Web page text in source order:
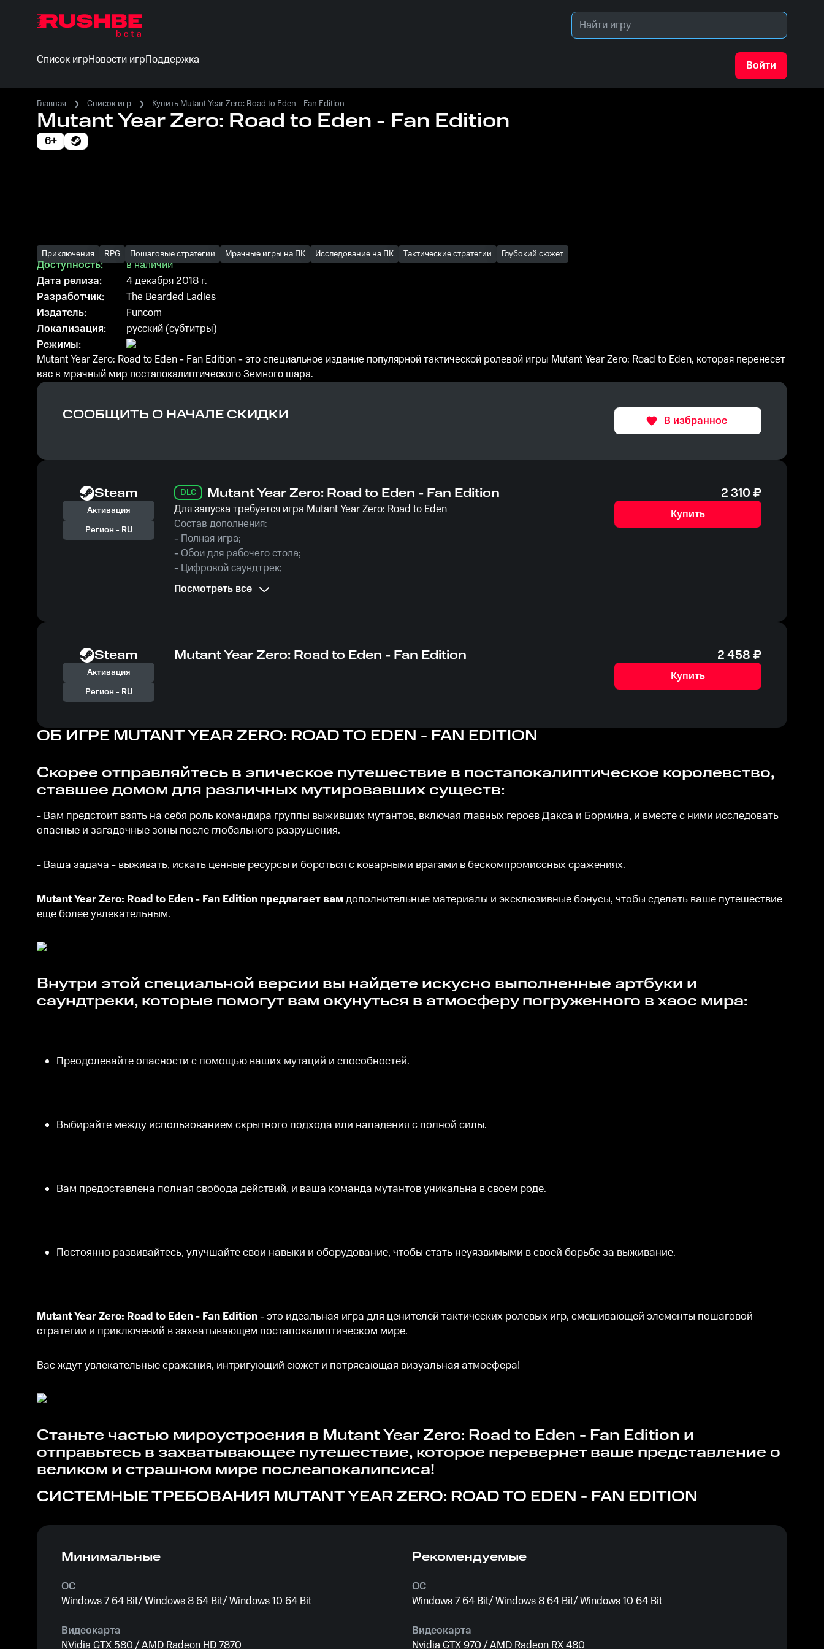
Список игрНовости игрПоддержка Войти
Главная Список игр Купить Mutant Year Zero: Road to Eden - Fan Edition
Mutant Year Zero: Road to Eden - Fan Edition
6+
Приключения RPG Пошаговые стратегии Мрачные игры на ПК Исследование на ПК Тактические стратегии Глубокий сюжет
Доступность:
в наличии
Дата релиза:
4 декабря 2018 г.
Разработчик:
The Bearded Ladies
Издатель:
Funcom
Локализация:
русский (субтитры)
Режимы:
Mutant Year Zero: Road to Eden - Fan Edition - это специальное издание популярной тактической ролевой игры Mutant Year Zero: Road to Eden, которая перенесет
вас в мрачный мир постапокалиптического Земного шара.
СООБЩИТЬ О НАЧАЛЕ СКИДКИ В избранное
Steam
Активация
Регион - RU
DLC Mutant Year Zero: Road to Eden - Fan Edition
Для запуска требуется игра Mutant Year Zero: Road to Eden
Состав дополнения:
- Полная игра;
- Обои для рабочего стола;
- Цифровой саундтрек;
- Цифровой артбук;
- Цифровая ролевая книга Mutant Year Zero.
Посмотреть все
2 310₽
Купить
Steam
Активация
Регион - RU
Mutant Year Zero: Road to Eden - Fan Edition 2 458₽
Купить
ОБ ИГРЕ MUTANT YEAR ZERO: ROAD TO EDEN - FAN EDITION
Скорее отправляйтесь в эпическое путешествие в постапокалиптическое королевство,
ставшее домом для различных мутировавших существ:
- Вам предстоит взять на себя роль командира группы выживших мутантов, включая главных героев Дакса и Бормина, и вместе с ними исследовать
опасные и загадочные зоны после глобального разрушения.
- Ваша задача - выживать, искать ценные ресурсы и бороться с коварными врагами в бескомпромиссных сражениях.
Mutant Year Zero: Road to Eden - Fan Edition предлагает вамдополнительные материалы и эксклюзивные бонусы, чтобы сделать ваше путешествие
еще более увлекательным.
Внутри этой специальной версии вы найдете искусно выполненные артбуки и
саундтреки, которые помогут вам окунуться в атмосферу погруженного в хаос мира:
Преодолевайте опасности с помощью ваших мутаций и способностей.
Выбирайте между использованием скрытного подхода или нападения с полной силы.
Вам предоставлена полная свобода действий, и ваша команда мутантов уникальна в своем роде.
Постоянно развивайтесь, улучшайте свои навыки и оборудование, чтобы стать неуязвимыми в своей борьбе за выживание.
Mutant Year Zero: Road to Eden - Fan Edition- это идеальная игра для ценителей тактических ролевых игр, смешивающей элементы пошаговой
стратегии и приключений в захватывающем постапокалиптическом мире.
Вас ждут увлекательные сражения, интригующий сюжет и потрясающая визуальная атмосфера!
Станьте частью мироустроения в Mutant Year Zero: Road to Eden - Fan Edition и
отправьтесь в захватывающее путешествие, которое перевернет ваше представление о
великом и страшном мире послеапокалипсиса!
СИСТЕМНЫЕ ТРЕБОВАНИЯ MUTANT YEAR ZERO: ROAD TO EDEN - FAN EDITION
Минимальные
ОС
Windows 7 64 Bit/ Windows 8 64 Bit/ Windows 10 64 Bit
Видеокарта
NVidia GTX 580 / AMD Radeon HD 7870
Рекомендуемые
ОС
Windows 7 64 Bit/ Windows 8 64 Bit/ Windows 10 64 Bit
Видеокарта
Nvidia GTX 970 / AMD Radeon RX 480